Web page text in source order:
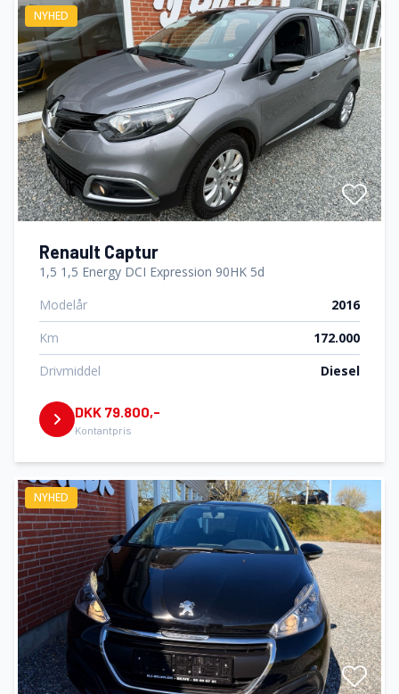
NYHED
Renault Captur
1,5 1,5 Energy DCI Expression 90HK 5d
Modelår
2016
Km
172.000
Drivmiddel
Diesel
DKK 79.800,-
Kontantpris
NYHED